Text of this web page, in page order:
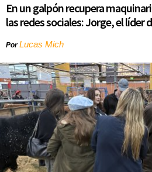
En un galpón recupera
las redes sociales: Jorge, el líder
PorLucas Mich